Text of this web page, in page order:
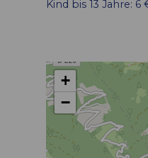
Kind bis 13 Jahre: 6
+
−